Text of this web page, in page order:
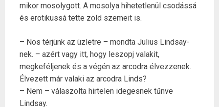
mikor mosolygott. A mosolya hihetetlenül csodássá
és erotikussá tette zöld szemeit is.
– Nos térjünk az üzletre – mondta Julius Lindsay-
nek. – azért vagy itt, hogy leszopj valakit,
megkeféljenek és a végén az arcodra élvezzenek.
Élvezett már valaki az arcodra Linds?
– Nem – válaszolta hirtelen idegesnek tűnve
Lindsay.